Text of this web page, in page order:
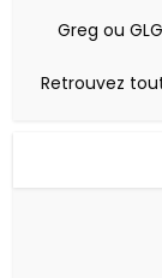
Greg ou
Retrouvez